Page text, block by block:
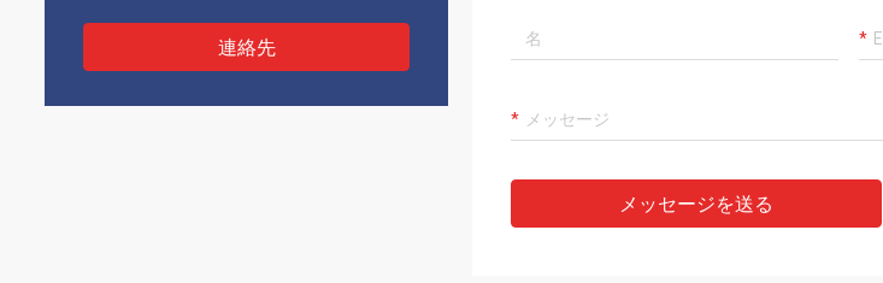
連絡先
メッセージを送る